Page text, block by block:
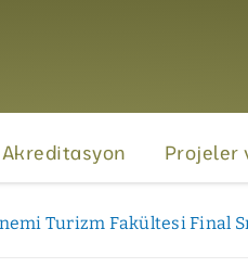
Akreditasyon Projeler
Turizm Fakültesi Final